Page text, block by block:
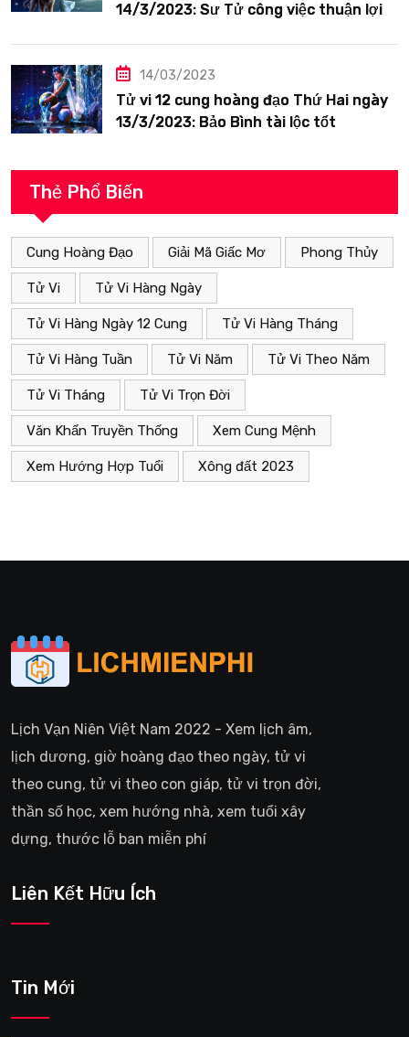
14/3/2023: Sư Tử công việc thuận lợi
14/03/2023
Tử vi 12 cung hoàng đạo Thứ Hai ngày
13/3/2023: Bảo Bình tài lộc tốt
Thẻ Phổ Biến
Cung Hoàng Đạo Giải Mã Giấc Mơ Phong Thủy
Tử Vi Tử Vi Hàng Ngày
Tử Vi Hàng Ngày 12 Cung Tử Vi Hàng Tháng
Tử Vi Hàng Tuần Tử Vi Năm Tử Vi Theo Năm
Tử Vi Tháng Tử Vi Trọn Đời
Văn Khấn Truyền Thống Xem Cung Mệnh
Xem Hướng Hợp Tuổi Xông đất 2023
Lịch Vạn Niên Việt Nam 2022 - Xem lịch âm,
lịch dương, giờ hoàng đạo theo ngày, tử vi
theo cung, tử vi theo con giáp, tử vi trọn đời,
thần số học, xem hướng nhà, xem tuổi xây
dựng, thước lỗ ban miễn phí
Liên Kết Hữu Ích
Tin Mới